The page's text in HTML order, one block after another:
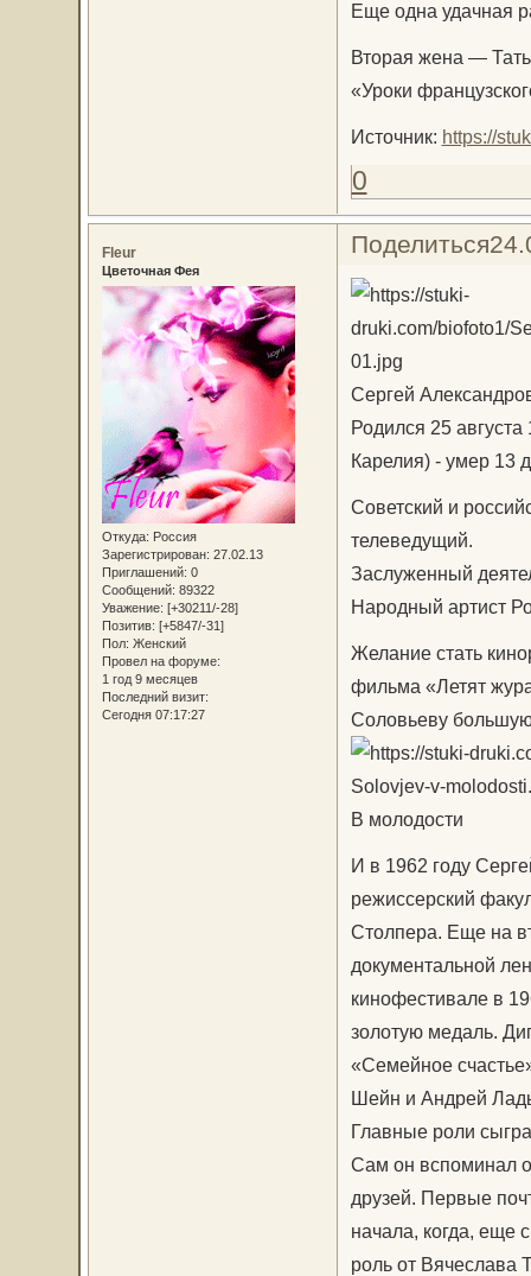
Еще одна удачная
Вторая жена —
«Уроки
Источник: https://
0
Поделиться
Fleur
Цветочная Фея
Откуда: Россия
Зарегистрирован: 27.02.13
Приглашений: 0
Сообщений: 89322
Уважение: [+30211/-28]
Позитив: [+5847/-31]
Пол: Женский
Провел на форуме:
1 год 9 месяцев
Последний визит:
Сегодня 07:17:27
Сергей
Родился 25
Карелия) - умер 13
Советский и
телеведущий.
Заслуженный
Народный артист
Желание стать
фильма «Летят
Соловьеву
В молодости
И в 1962 году
режиссерский
Столпера. Еще на
документальной
кинофестивале в
золотую медаль.
«Семейное
Шейн и Андрей
Главные роли
Сам он вспоминал
друзей. Первые
начала, когда, еще
роль от Вячеслава